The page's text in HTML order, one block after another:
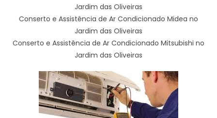
Jardim das Oliveiras
Conserto e Assistência de Ar Condicionado Midea no
Jardim das Oliveiras
Conserto e Assistência de Ar Condicionado Mitsubishi no
Jardim das Oliveiras